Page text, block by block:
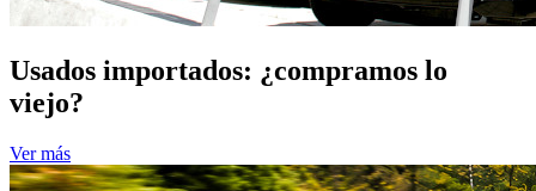
Usados importados: ¿compramos lo
viejo?
Ver más